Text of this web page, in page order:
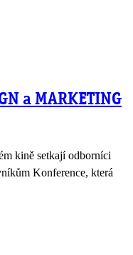
a MARKETING
kině setkají odborníci
Konference, která